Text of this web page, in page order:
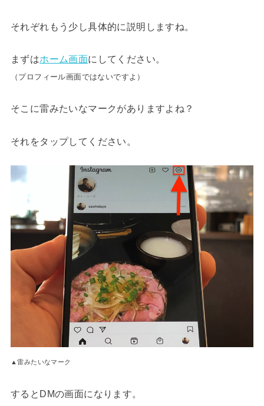
それぞれもう少し具体的に説明しますね。
まずはホーム画面にしてください。
（プロフィール画面ではないですよ）
そこに雷みたいなマークがありますよね？
それをタップしてください。
▲雷みたいなマーク
するとDMの画面になります。